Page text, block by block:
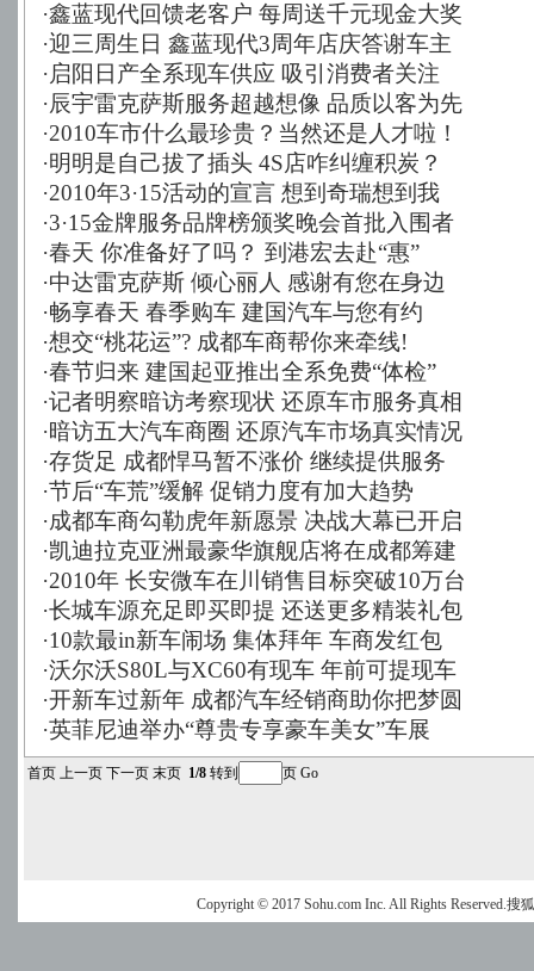
·鑫蓝现代回馈老客户 每周送千元现金大奖
·迎三周生日 鑫蓝现代3周年店庆答谢车主
·启阳日产全系现车供应 吸引消费者关注
·辰宇雷克萨斯服务超越想像 品质以客为先
·2010车市什么最珍贵？当然还是人才啦！
·明明是自己拔了插头 4S店咋纠缠积炭？
·2010年3·15活动的宣言 想到奇瑞想到我
·3·15金牌服务品牌榜颁奖晚会首批入围者
·春天 你准备好了吗？ 到港宏去赴“惠”
·中达雷克萨斯 倾心丽人 感谢有您在身边
·畅享春天 春季购车 建国汽车与您有约
·想交“桃花运”? 成都车商帮你来牵线!
·春节归来 建国起亚推出全系免费“体检”
·记者明察暗访考察现状 还原车市服务真相
·暗访五大汽车商圈 还原汽车市场真实情况
·存货足 成都悍马暂不涨价 继续提供服务
·节后“车荒”缓解 促销力度有加大趋势
·成都车商勾勒虎年新愿景 决战大幕已开启
·凯迪拉克亚洲最豪华旗舰店将在成都筹建
·2010年 长安微车在川销售目标突破10万台
·长城车源充足即买即提 还送更多精装礼包
·10款最in新车闹场 集体拜年 车商发红包
·沃尔沃S80L与XC60有现车 年前可提现车
·开新车过新年 成都汽车经销商助你把梦圆
·英菲尼迪举办“尊贵专享豪车美女”车展
首页 上一页 下一页 末页 1/8 转到 页 Go
Copyright © 2017 Sohu.com Inc. All Rights Reserved.搜